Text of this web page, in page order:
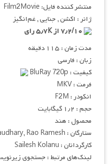
منتشر کننده فایل: Film2Movie
ژانر : اکشن , جنایی , غم‌انگیز
مدت زمان : ۱۱۵ دقیقه
زبان : فارسی
کیفیت : BluRay 720p
فرمت : MKV
انکودر : F2M
حجم : ۱٫۲ گیگابایت
محصول : هند
ستارگان : Adivi Sesh, Meenakshii Chaudhary, Rao Ramesh
کارگردانان : Sailesh Kolanu
لینک‌های مرتبط : جستجوی